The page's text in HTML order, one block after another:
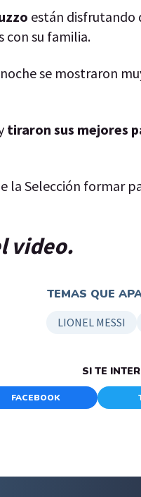
están disfrutando
con su familia.
se mostraron
tiraron sus mejores
la Selección formar
video.
TEMAS QUE
LIONEL MESSI
SI TE
FACEBOOK